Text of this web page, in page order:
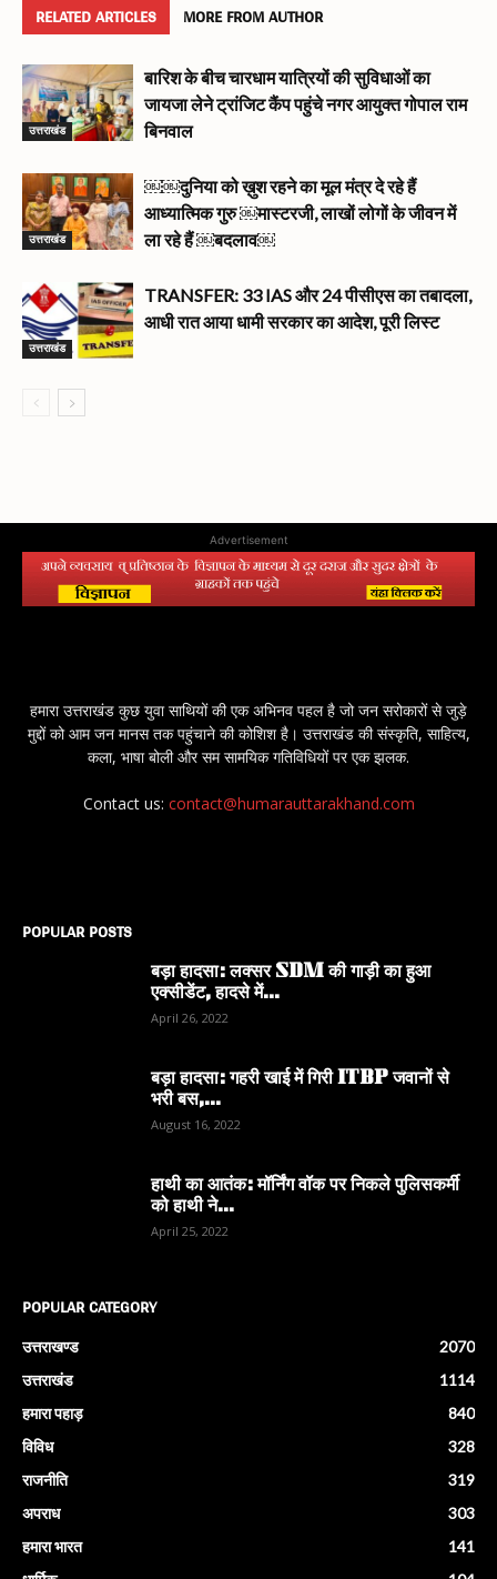
RELATED ARTICLES MORE FROM AUTHOR
उत्तराखंड
बारिश के बीच चारधाम यात्रियों की सुविधाओं का
जायजा लेने ट्रांजिट कैंप पहुंचे नगर आयुक्त गोपाल राम
बिनवाल
उत्तराखंड
￼￼दुनिया को ख़ुश रहने का मूल मंत्र दे रहे हैं
आध्यात्मिक गुरु ￼मास्टरजी, लाखों लोगों के जीवन में
ला रहे हैं ￼बदलाव￼
उत्तराखंड
TRANSFER: 33 IAS और 24 पीसीएस का तबादला,
आधी रात आया धामी सरकार का आदेश, पूरी लिस्ट
Advertisement
हमारा उत्तराखंड कुछ युवा साथियों की एक अभिनव पहल है जो जन सरोकारों से जुड़े
मुद्दों को आम जन मानस तक पहुंचाने की कोशिश है। उत्तराखंड की संस्कृति, साहित्य,
कला, भाषा बोली और सम सामयिक गतिविधियों पर एक झलक.
Contact us: contact@humarauttarakhand.com
POPULAR POSTS
बड़ा हादसा: लक्सर SDM की गाड़ी का हुआ
एक्सीडेंट, हादसे में...
April 26, 2022
बड़ा हादसा: गहरी खाई में गिरी ITBP जवानों से
भरी बस,...
August 16, 2022
हाथी का आतंक: मॉर्निंग वॉक पर निकले पुलिसकर्मी
को हाथी ने...
April 25, 2022
POPULAR CATEGORY
उत्तराखण्ड
2070
उत्तराखंड
1114
हमारा पहाड़
840
विविध
328
राजनीति
319
अपराध
303
हमारा भारत
141